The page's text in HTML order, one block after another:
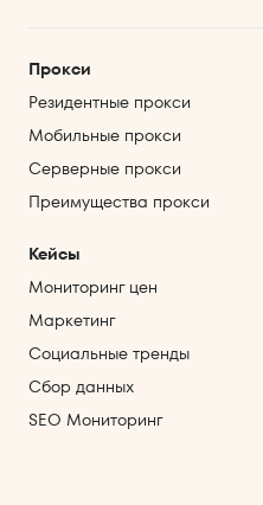
Прокси
Резидентные прокси
Мобильные прокси
Серверные прокси
Преимущества прокси
Кейсы
Мониторинг цен
Маркетинг
Социальные тренды
Сбор данных
SEO Мониторинг